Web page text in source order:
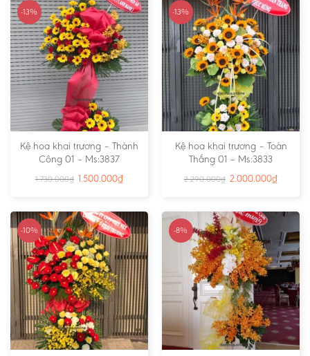
-13%
Kệ hoa khai trương – Thành
Công 01 – Ms:3837
1.730.000₫ 1.500.000₫
-13%
Kệ hoa khai trương – Toàn
Thắng 01 – Ms:3833
2.290.000₫ 2.000.000₫
-10% -8%